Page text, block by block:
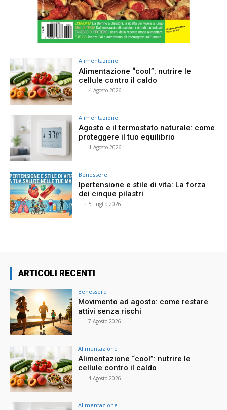
Alimentazione
Alimentazione “cool”: nutrire le
cellule contro il caldo
- 4 Agosto 2026
Alimentazione
Agosto e il termostato naturale: come
proteggere il tuo equilibrio
- 1 Agosto 2026
Benessere
Ipertensione e stile di vita: La forza
dei cinque pilastri
- 5 Luglio 2026
ARTICOLI RECENTI
Benessere
Movimento ad agosto: come restare
attivi senza rischi
- 7 Agosto 2026
Alimentazione
Alimentazione “cool”: nutrire le
cellule contro il caldo
- 4 Agosto 2026
Alimentazione